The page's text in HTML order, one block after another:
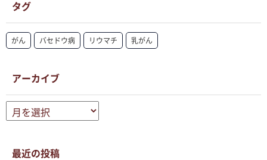
タグ
がん バセドウ病 リウマチ 乳がん
アーカイブ
ー
ブ
最近の投稿